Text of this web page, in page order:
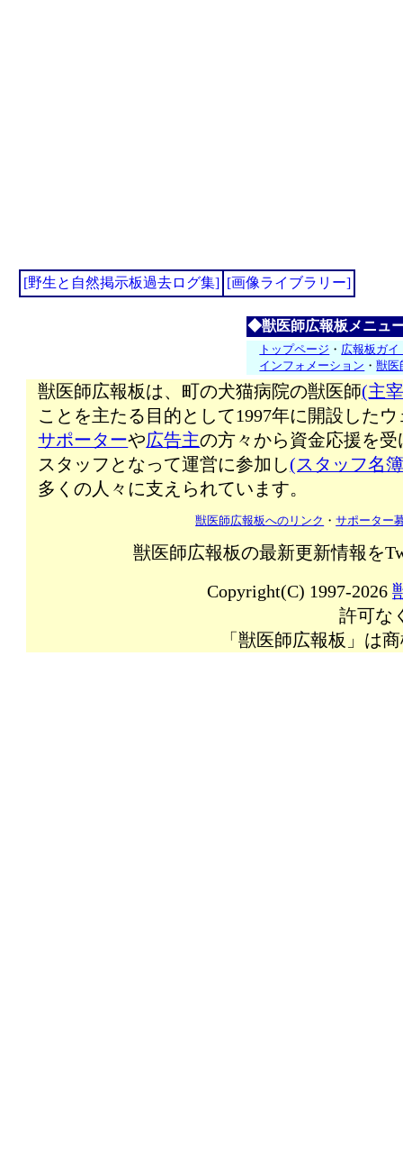
[野生と自然掲示板過去ログ集] [画像ライブラリー]
◆獣医師広報板メニュ
トップページ ・ 広報板ガイ
インフォメーション ・獣医
獣医師広報板は、町の犬猫病院の獣医師(主
ことを主たる目的として1997年に開設した
サポーターや広告主の方々から資金応援を受
スタッフとなって運営に参加し(スタッフ名
多くの人々に支えられています。
獣医師広報板へのリンク ・サポーター
獣医師広報板の最新更新情報を
Copyright(C) 1997-2026
許可な
「獣医師広報板」は